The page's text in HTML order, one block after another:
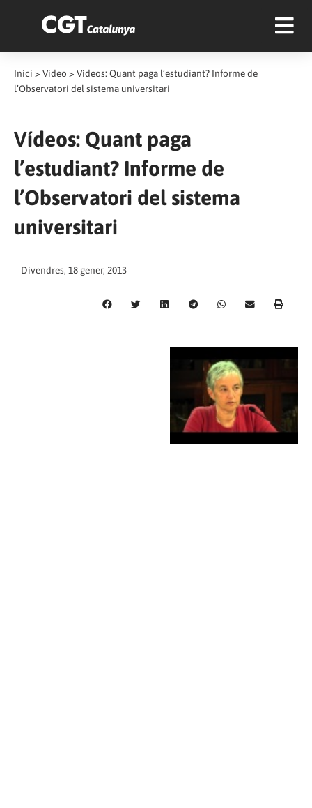
Inici > Vídeo > Vídeos: Quant paga l’estudiant? Informe de
l’Observatori del sistema universitari
Vídeos: Quant paga
l’estudiant? Informe de
l’Observatori del sistema
universitari
Divendres, 18 gener, 2013